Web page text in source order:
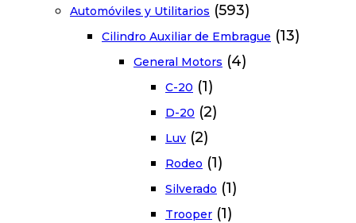
Automóviles y Utilitarios (593)
Cilindro Auxiliar de Embrague (13)
General Motors (4)
C-20 (1)
D-20 (2)
Luv (2)
Rodeo (1)
Silverado (1)
Trooper (1)